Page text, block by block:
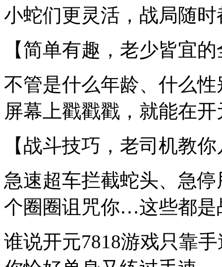
小蛇们更灵活，战局随
【简单有趣，老少皆宜
不管是什么年龄、什么
屏幕上戳戳戳，就能在
【战斗技巧，老司机教
急速超车拦截蛇头、急
个圈圈诅咒你…这些都是
谁说开元7818游戏只靠